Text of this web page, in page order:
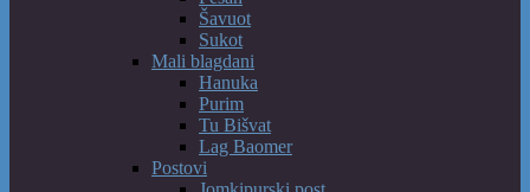
Šavuot
Sukot
Mali blagdani
Hanuka
Purim
Tu Bišvat
Lag Baomer
Postovi